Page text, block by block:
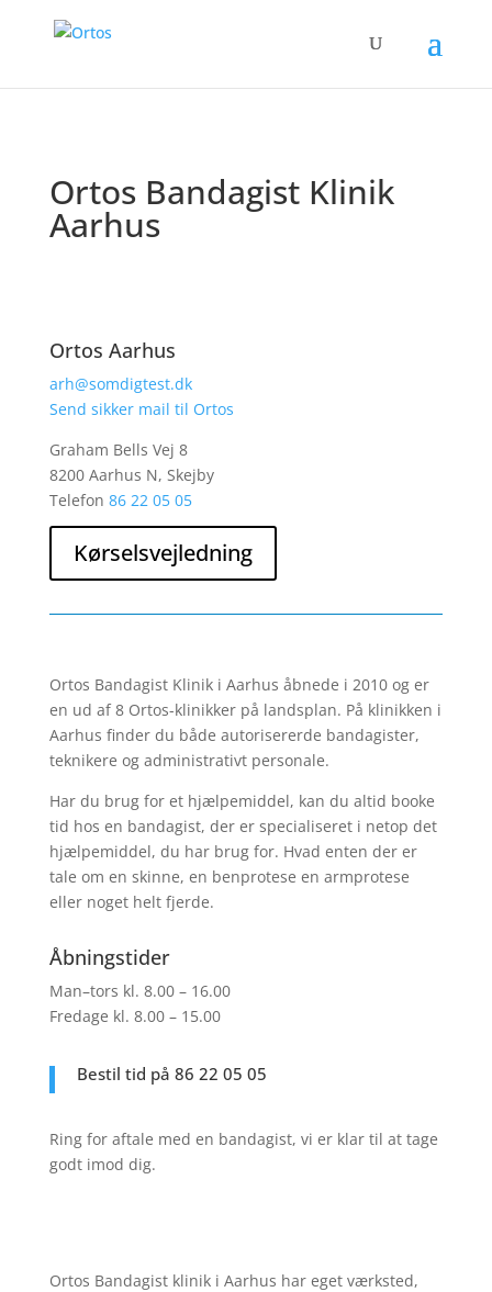
Ortos Bandagist Klinik
Aarhus
Ortos Aarhus
arh@somdigtest.dk
Send sikker mail til Ortos
Graham Bells Vej 8
8200 Aarhus N, Skejby
Telefon 86 22 05 05
Kørselsvejledning
Ortos Bandagist Klinik i Aarhus åbnede i 2010 og er
en ud af 8 Ortos-klinikker på landsplan. På klinikken i
Aarhus finder du både autorisererde bandagister,
teknikere og administrativt personale.
Har du brug for et hjælpemiddel, kan du altid booke
tid hos en bandagist, der er specialiseret i netop det
hjælpemiddel, du har brug for. Hvad enten der er
tale om en skinne, en benprotese en armprotese
eller noget helt fjerde.
Åbningstider
Man–tors kl. 8.00 – 16.00
Fredage kl. 8.00 – 15.00
Bestil tid på 86 22 05 05
Ring for aftale med en bandagist, vi er klar til at tage
godt imod dig.
Ortos Bandagist klinik i Aarhus har eget værksted,